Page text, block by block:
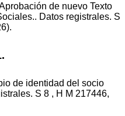
de nuevo Texto
Datos registrales. S
de identidad del socio
S 8 , H M 217446,